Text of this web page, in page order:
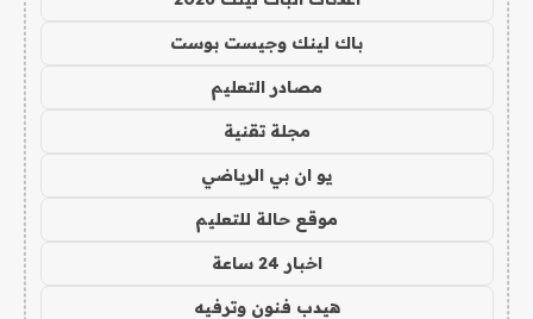
باك لينك وجيست بوست
مصادر التعليم
مجلة تقنية
يو ان بي الرياضي
موقع حالة للتعليم
اخبار 24 ساعة
هيدب فنون وترفيه